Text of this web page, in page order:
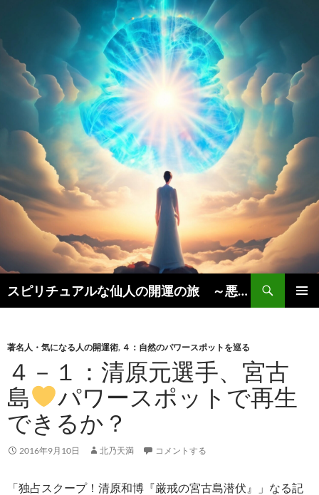
スピリチュアルな仙人の開運の旅 ～悪運を断ち、豊かな人生を引き寄せる秘訣実践法～
索
ン
へ
ス
キ
ッ
著名人・気になる人の開運術, ４：自然のパワースポットを巡る
４－１：清原元選手、宮古
島
パワースポットで再生
できるか？
2016年9月10日 北乃天満 コメントする
「独占スクープ！清原和博『厳戒の宮古島潜伏』」なる記